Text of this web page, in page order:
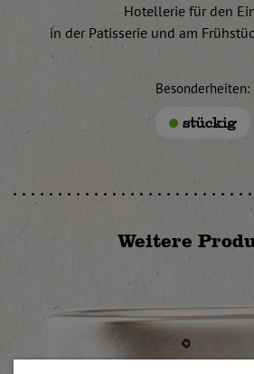
Hotellerie für den
in der Patisserie und am
Besonderheiten:
stückig
Weitere